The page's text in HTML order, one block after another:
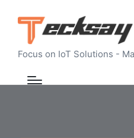
Focus on IoT Solutions -